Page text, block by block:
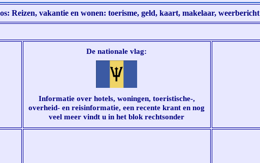
Reizen, vakantie en wonen: toerisme, geld, kaart, makelaar, weerbericht
De nationale vlag:
Informatie over hotels, woningen, toeristische-,
overheid- en reisinformatie, een recente krant en nog
veel meer vindt u in het blok rechtsonder